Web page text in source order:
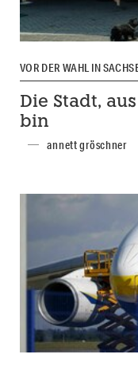
VOR DER WAHL IN
Die Stadt,
bin
annett gröschner